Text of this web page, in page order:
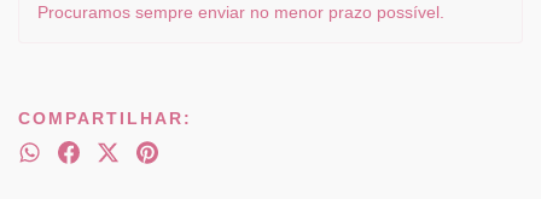
Procuramos sempre enviar no menor prazo possível.
COMPARTILHAR: